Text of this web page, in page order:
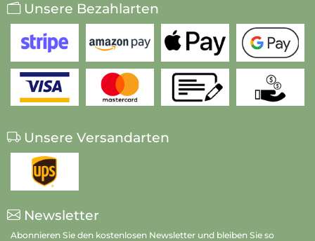
Unsere Bezahlarten
Unsere Versandarten
Newsletter
Abonnieren Sie den kostenlosen Newsletter und bleiben Sie so